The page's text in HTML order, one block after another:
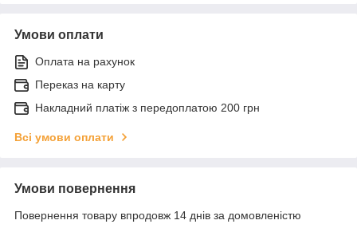
Умови оплати
Оплата на рахунок
Переказ на карту
Накладний платіж з передоплатою 200 грн
Всі умови оплати
Умови повернення
Повернення товару впродовж 14 днів за домовленістю